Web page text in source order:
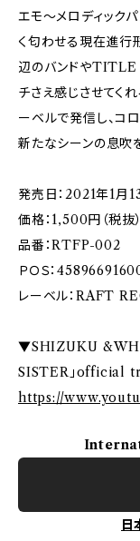
エモ～メロディック
く匂わせる現在進行
辺のバンドや
チさえ感じさせてく
ーベルで発信し、コ
新たなシーンの息吹
発売日：2021年1月13
価格：1,500円（税抜）
品番：RTFP-002
ＰＯＳ：
レーベル：RAFT
▼SHIZUKU
SISTER」official
https://
日